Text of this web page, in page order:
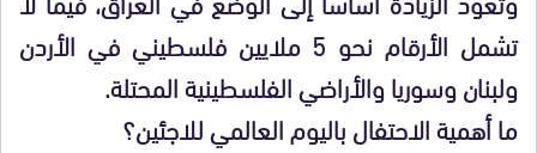
تشمل الأرقام نحو 5 ملايين فلسطيني في الأردن
ولبنان وسوريا والأراضي الفلسطينية المحتلة.
ما أهمية الاحتفال باليوم العالمي للاجئين؟